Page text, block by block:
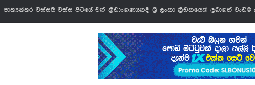
පැතුම්ට මරු වැඩක් වෙන්නයි යන්නේ